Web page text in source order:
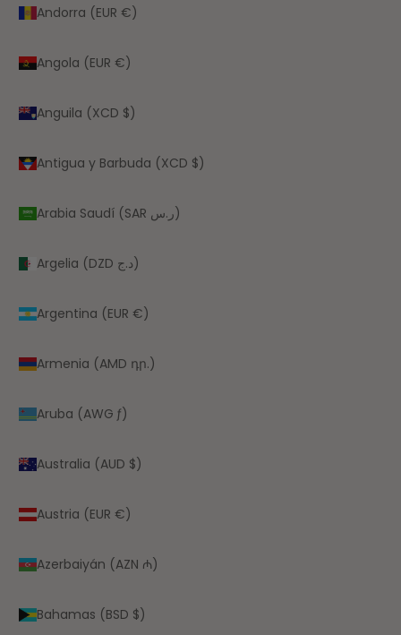
Andorra (EUR €)
Angola (EUR €)
Anguila (XCD $)
Antigua y Barbuda (XCD $)
Arabia Saudí (SAR ر.س)
Argelia (DZD د.ج)
Argentina (EUR €)
Armenia (AMD դր.)
Aruba (AWG ƒ)
Australia (AUD $)
Austria (EUR €)
Azerbaiyán (AZN ₼)
Bahamas (BSD $)